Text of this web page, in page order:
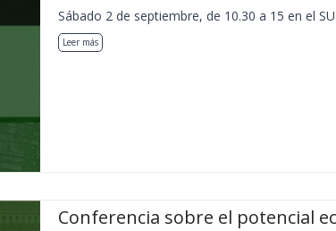
Sábado 2 de septiembre, de 10.30 a 15 en el
Leer más
Conferencia sobre el potencial